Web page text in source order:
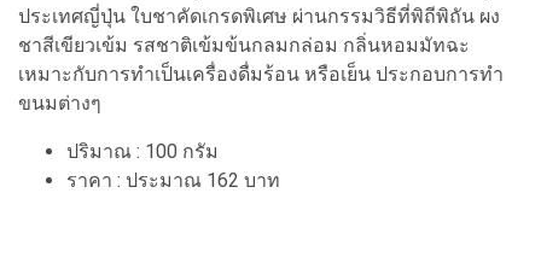
ประเทศญี่ปุ่น ใบชาคัดเกรดพิเศษ ผ่านกรรมวิธีที่พิถีพิถัน ผง
ชาสีเขียวเข้ม รสชาติเข้มข้นกลมกล่อม กลิ่นหอมมัทฉะ
เหมาะกับการทำเป็นเครื่องดื่มร้อน หรือเย็น ประกอบการทำ
ขนมต่างๆ
ปริมาณ : 100 กรัม
ราคา : ประมาณ 162 บาท